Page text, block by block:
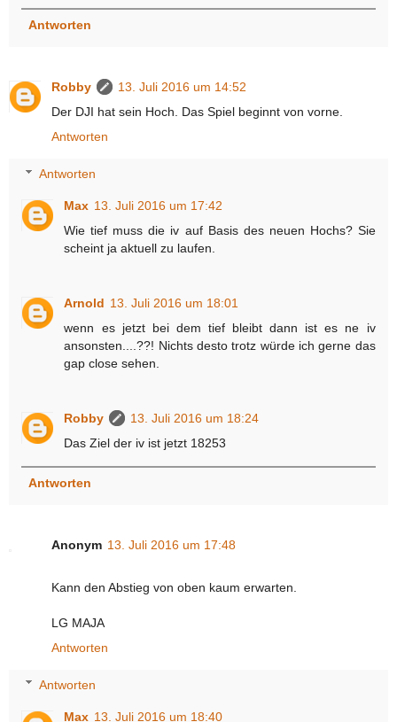
Antworten
Robby
13. Juli 2016 um 14:52
Der DJI hat sein Hoch. Das Spiel beginnt von vorne.
Antworten
Antworten
Max 13. Juli 2016 um 17:42
Wie tief muss die iv auf Basis des neuen Hochs? Sie
scheint ja aktuell zu laufen.
Arnold 13. Juli 2016 um 18:01
wenn es jetzt bei dem tief bleibt dann ist es ne iv
ansonsten....??! Nichts desto trotz würde ich gerne das
gap close sehen.
Robby
13. Juli 2016 um 18:24
Das Ziel der iv ist jetzt 18253
Antworten
Anonym 13. Juli 2016 um 17:48
Kann den Abstieg von oben kaum erwarten.
LG MAJA
Antworten
Antworten
Max 13. Juli 2016 um 18:40